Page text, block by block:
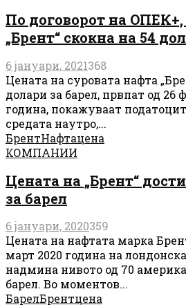
По договорот на ОПЕК+,
„Брент“ скокна на 54
6 јануари, 2021368
Цената на суровата нафта
долари за барел, првпат од 26
година, покажуваат
средата наутро,...
БрентНафтацена
КОМПАНИИ
Цената на „Брент“
за барел
6 јануари, 2020359
Цената на нафтата марка
март 2020 година на
надмина нивото од 70
барел. Во моментов...
БарелБрентцена